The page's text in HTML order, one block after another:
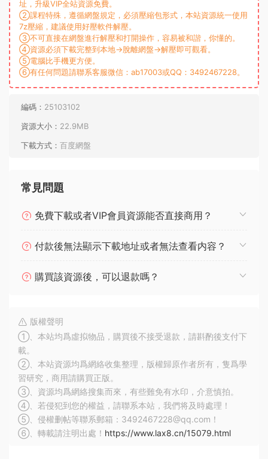
址，升級VIP全站資源免費。
②課程特殊，遵循網盤規定，必須壓縮包形式，本站資源統一使用
7z壓縮，建議使用好壓軟件解壓。
③不可直接在網盤進行解壓和打開操作，容易被和諧，你懂的。
④資源必須下載完整到本地→脫離網盤→解壓即可觀看。
⑤電腦比手機更方便。
⑥有任何問題請聯系客服微信：ab17003或QQ：3492467228。
編碼： 25103102
資源大小： 22.9MB
下載方式： 百度網盤
常見問題
免費下載或者VIP會員資源能否直接商用？
付款後無法顯示下載地址或者無法查看内容？
購買該資源後，可以退款嗎？
版權聲明
①、本站均爲虛拟物品，購買後不接受退款，請斟酌後支付下
載。
②、本站資源均爲網絡收集整理，版權歸原作者所有，隻爲學
習研究，商用請購買正版。
③、資源均爲網絡搜集而來，有些難免有水印，介意慎拍。
④、若侵犯到您的權益，請聯系本站，我們将及時處理！
⑤、侵權删帖等聯系郵箱：3492467228@qq.com！
⑥、轉載請注明出處！ https://www.lax8.cn/15079.html